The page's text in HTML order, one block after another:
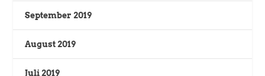
September 2019
August 2019
Juli 2019